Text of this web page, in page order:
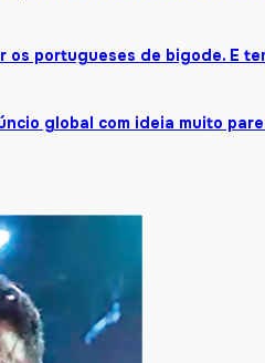
os portugueses de bigode. E
global com ideia muito